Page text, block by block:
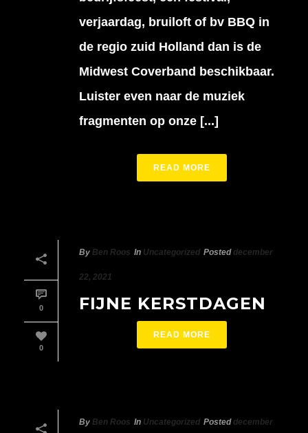
verjaardag, bruiloft of bv BBQ in
de regio zuid Holland dan is de
Midwest Coverband beschikbaar.
Luister even naar de muziek
fragmenten op onze [...]
READ MORE
0
0
By Ben Roos In Uncategorized Posted december
22, 2021
FIJNE KERSTDAGEN
READ MORE
By Ben Roos In Uncategorized Posted december